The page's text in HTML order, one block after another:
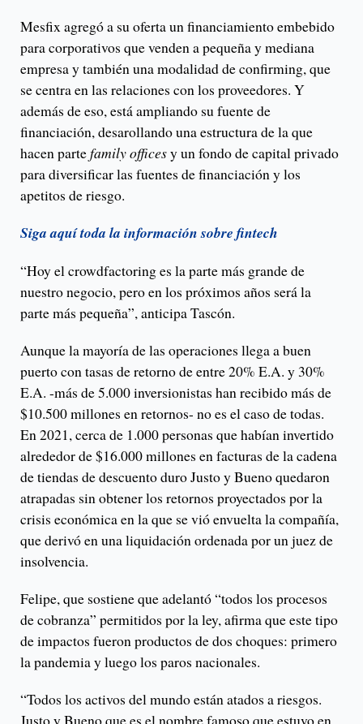
Mesfix agregó a su oferta un financiamiento embebido
para corporativos que venden a pequeña y mediana
empresa y también una modalidad de confirming, que
se centra en las relaciones con los proveedores. Y
además de eso, está ampliando su fuente de
financiación, desarollando una estructura de la que
hacen partefamily officesy un fondo de capital privado
para diversificar las fuentes de financiación y los
apetitos de riesgo.
Siga aquí toda la información sobre fintech
“Hoy el crowdfactoring es la parte más grande de
nuestro negocio, pero en los próximos años será la
parte más pequeña”, anticipa Tascón.
Aunque la mayoría de las operaciones llega a buen
puerto con tasas de retorno de entre 20% E.A. y 30%
E.A. -más de 5.000 inversionistas han recibido más de
$10.500 millones en retornos- no es el caso de todas.
En 2021, cerca de 1.000 personas que habían invertido
alrededor de $16.000 millones en facturas de la cadena
de tiendas de descuento duro Justo y Bueno quedaron
atrapadas sin obtener los retornos proyectados por la
crisis económica en la que se vió envuelta la compañía,
que derivó en una liquidación ordenada por un juez de
insolvencia.
Felipe, que sostiene que adelantó “todos los procesos
de cobranza” permitidos por la ley, afirma que este tipo
de impactos fueron productos de dos choques: primero
la pandemia y luego los paros nacionales.
“Todos los activos del mundo están atados a riesgos.